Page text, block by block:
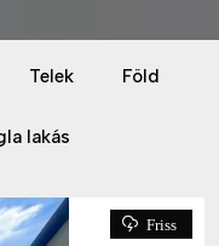
Telek Föld
lakás
Friss